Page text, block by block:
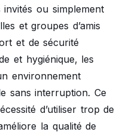
invités ou simplement
et groupes d’amis
et de sécurité
et hygiénique, les
environnement
sans interruption. Ce
d’utiliser trop de
la qualité de